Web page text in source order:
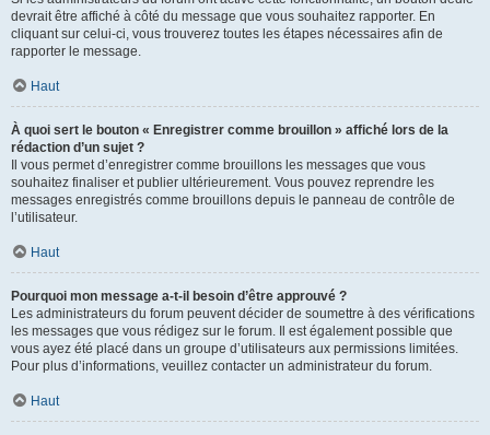
devrait être affiché à côté du message que vous souhaitez rapporter. En
cliquant sur celui-ci, vous trouverez toutes les étapes nécessaires afin de
rapporter le message.
Haut
À quoi sert le bouton « Enregistrer comme brouillon » affiché lors de la
rédaction d’un sujet ?
Il vous permet d’enregistrer comme brouillons les messages que vous
souhaitez finaliser et publier ultérieurement. Vous pouvez reprendre les
messages enregistrés comme brouillons depuis le panneau de contrôle de
l’utilisateur.
Haut
Pourquoi mon message a-t-il besoin d’être approuvé ?
Les administrateurs du forum peuvent décider de soumettre à des vérifications
les messages que vous rédigez sur le forum. Il est également possible que
vous ayez été placé dans un groupe d’utilisateurs aux permissions limitées.
Pour plus d’informations, veuillez contacter un administrateur du forum.
Haut